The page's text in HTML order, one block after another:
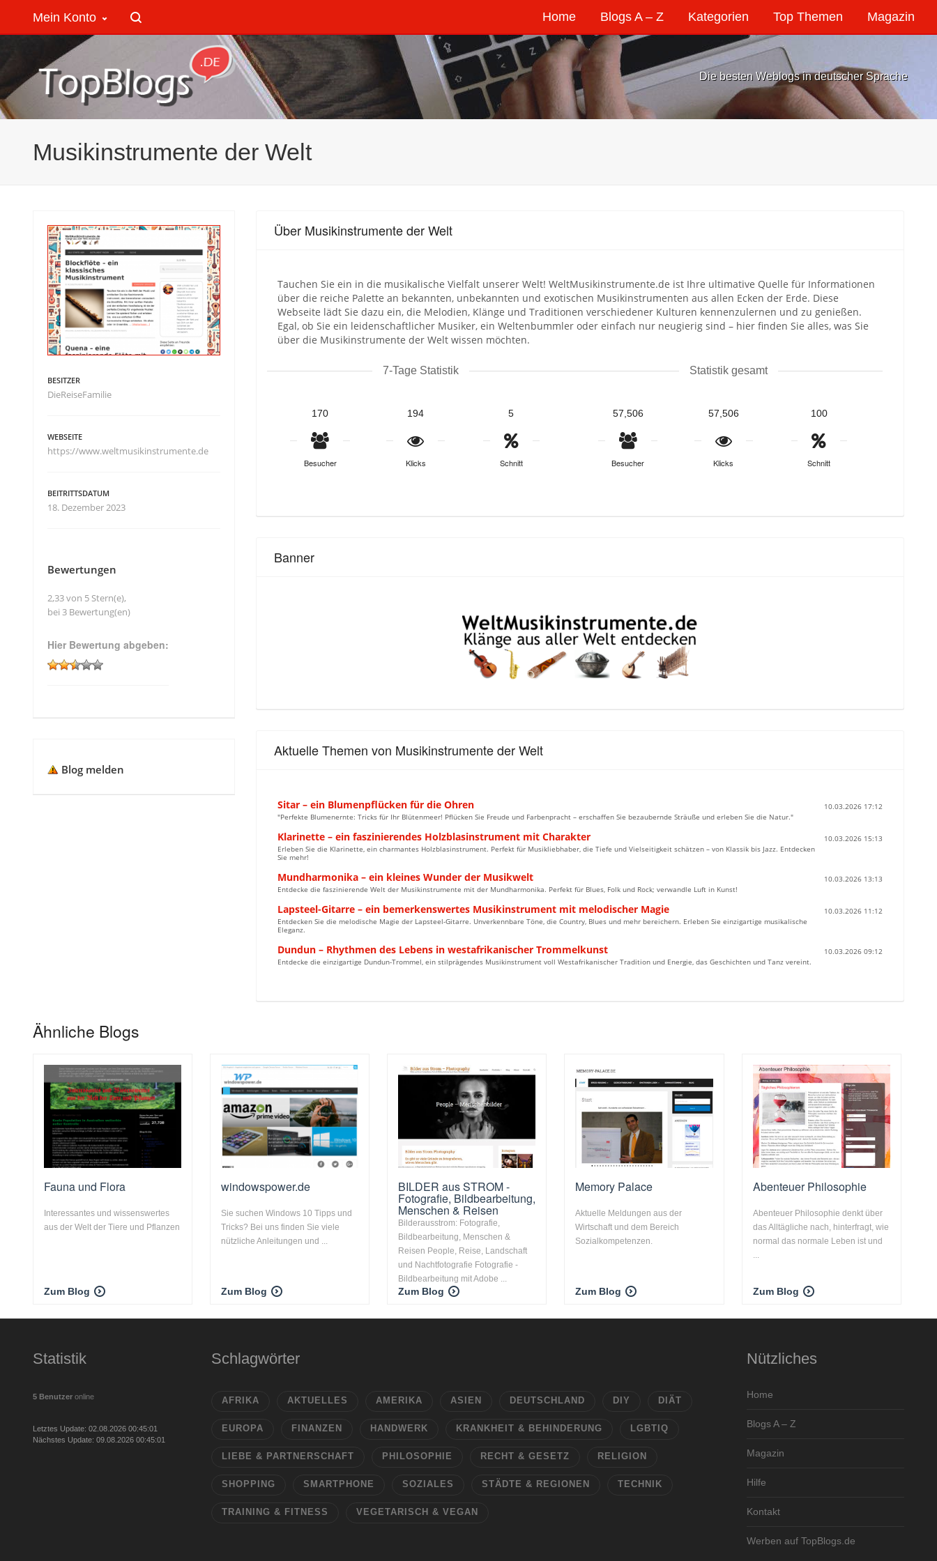
Home Blogs A – Z Kategorien Top Themen Magazin
Mein Konto
Die besten Weblogs in deutscher Sprache
Musikinstrumente der Welt
Über Musikinstrumente der Welt
Tauchen Sie ein in die musikalische Vielfalt unserer Welt! WeltMusikinstrumente.de ist Ihre ultimative Quelle für Informationen
über die reiche Palette an bekannten, unbekannten und exotischen Musikinstrumenten aus allen Ecken der Erde. Diese
Webseite lädt Sie dazu ein, die Melodien, Klänge und Traditionen verschiedener Kulturen kennenzulernen und zu genießen.
Egal, ob Sie ein leidenschaftlicher Musiker, ein Weltenbummler oder einfach nur neugierig sind – hier finden Sie alles, was Sie
über die Musikinstrumente der Welt wissen möchten.
7-Tage Statistik
170
Besucher
194
Klicks
5
Schnitt
Statistik gesamt
57,506
Besucher
57,506
Klicks
100
Schnitt
Banner
Aktuelle Themen von Musikinstrumente der Welt
Sitar – ein Blumenpflücken für die Ohren
10.03.2026 17:12
"Perfekte Blumenernte: Tricks für Ihr Blütenmeer! Pflücken Sie Freude und Farbenpracht – erschaffen Sie bezaubernde Sträuße und erleben Sie die Natur."
Klarinette – ein faszinierendes Holzblasinstrument mit Charakter
10.03.2026 15:13
Erleben Sie die Klarinette, ein charmantes Holzblasinstrument. Perfekt für Musikliebhaber, die Tiefe und Vielseitigkeit schätzen – von Klassik bis Jazz. Entdecken
Sie mehr!
Mundharmonika – ein kleines Wunder der Musikwelt
10.03.2026 13:13
Entdecke die faszinierende Welt der Musikinstrumente mit der Mundharmonika. Perfekt für Blues, Folk und Rock; verwandle Luft in Kunst!
Lapsteel-Gitarre – ein bemerkenswertes Musikinstrument mit melodischer Magie
10.03.2026 11:12
Entdecken Sie die melodische Magie der Lapsteel-Gitarre. Unverkennbare Töne, die Country, Blues und mehr bereichern. Erleben Sie einzigartige musikalische
Eleganz.
Dundun – Rhythmen des Lebens in westafrikanischer Trommelkunst
10.03.2026 09:12
Entdecke die einzigartige Dundun-Trommel, ein stilprägendes Musikinstrument voll Westafrikanischer Tradition und Energie, das Geschichten und Tanz vereint.
BESITZER
DieReiseFamilie
WEBSEITE
https://www.weltmusikinstrumente.de
BEITRITTSDATUM
18. Dezember 2023
Bewertungen
2,33 von 5 Stern(e),
bei 3 Bewertung(en)
Hier Bewertung abgeben:
Blog melden
Ähnliche Blogs
Fauna und Flora
Interessantes und wissenswertes
aus der Welt der Tiere und Pflanzen
Zum Blog
windowspower.de
Sie suchen Windows 10 Tipps und
Tricks? Bei uns finden Sie viele
nützliche Anleitungen und ...
Zum Blog
BILDER aus STROM -
Fotografie, Bildbearbeitung,
Menschen & Reisen
Bilderausstrom: Fotografie,
Bildbearbeitung, Menschen &
Reisen People, Reise, Landschaft
und Nachtfotografie Fotografie -
Bildbearbeitung mit Adobe ...
Zum Blog
Memory Palace
Aktuelle Meldungen aus der
Wirtschaft und dem Bereich
Sozialkompetenzen.
Zum Blog
Abenteuer Philosophie
Abenteuer Philosophie denkt über
das Alltägliche nach, hinterfragt, wie
normal das normale Leben ist und
...
Zum Blog
Statistik
5 Benutzer online
Letztes Update: 02.08.2026 00:45:01
Nächstes Update: 09.08.2026 00:45:01
Schlagwörter
AFRIKA AKTUELLES AMERIKA ASIEN DEUTSCHLAND DIY DIÄT
EUROPA FINANZEN HANDWERK KRANKHEIT & BEHINDERUNG LGBTIQ
LIEBE & PARTNERSCHAFT PHILOSOPHIE RECHT & GESETZ RELIGION
SHOPPING SMARTPHONE SOZIALES STÄDTE & REGIONEN TECHNIK
TRAINING & FITNESS VEGETARISCH & VEGAN
Nützliches
Home
Blogs A – Z
Magazin
Hilfe
Kontakt
Werben auf TopBlogs.de